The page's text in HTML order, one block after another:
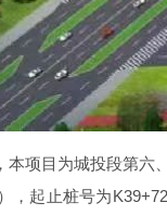
本项目为城投段第六
，起止桩号为